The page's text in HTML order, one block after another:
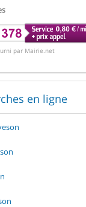
par Mairie.net
en ligne